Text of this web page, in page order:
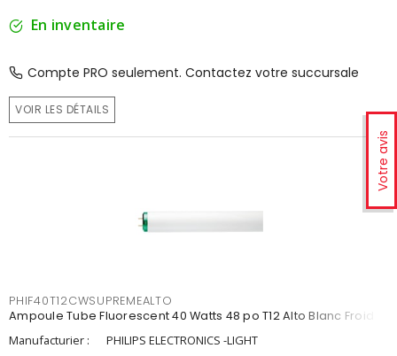
Votre avis
En inventaire
Compte PRO seulement. Contactez votre succursale
VOIR LES DÉTAILS
PHIF40T12CWSUPREMEALTO
Ampoule Tube Fluorescent 40 Watts 48 po T12 Alto Blanc Froid
Manufacturier :
PHILIPS ELECTRONICS -LIGHT